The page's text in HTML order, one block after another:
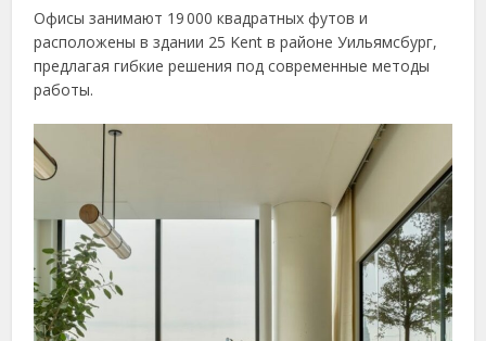
Офисы занимают 19 000 квадратных футов и
расположены в здании 25 Kent в районе Уильямсбург,
предлагая гибкие решения под современные методы
работы.